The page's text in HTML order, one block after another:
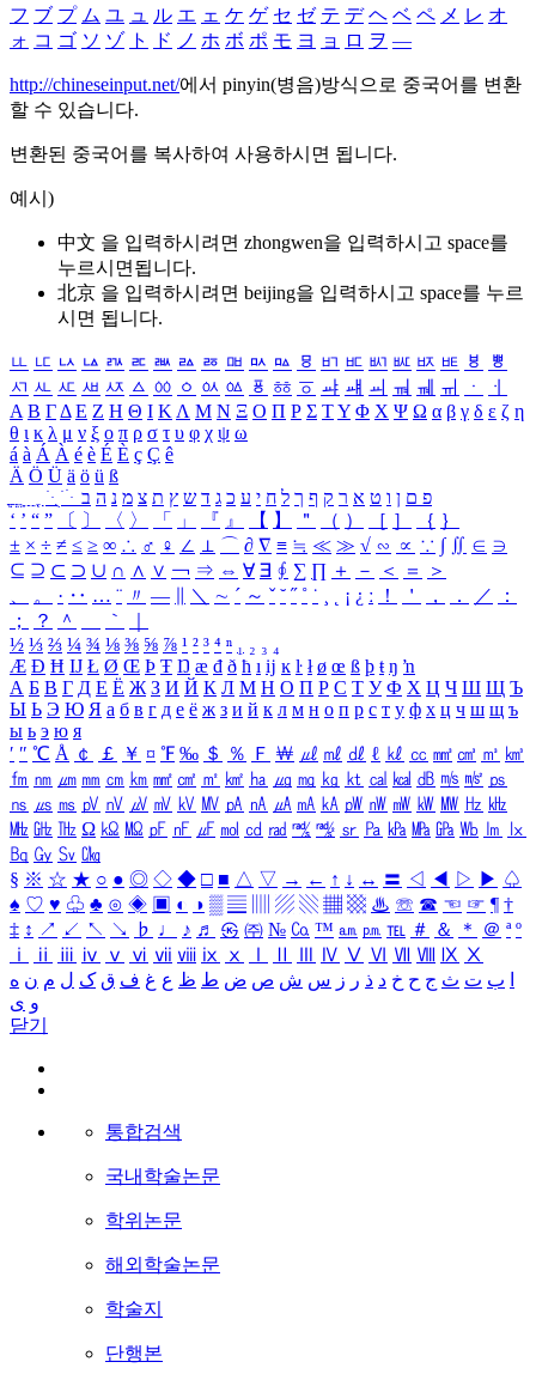
フ ブ プ ム ユ ュ ル エ ェ ケ ゲ セ ゼ テ デ ヘ ベ ペ メ レ オ
ォ コ ゴ ソ ゾ ト ド ノ ホ ボ ポ モ ヨ ョ ロ ヲ ―
http://chineseinput.net/에서 pinyin(병음)방식으로 중국어를 변환
할 수 있습니다.
변환된 중국어를 복사하여 사용하시면 됩니다.
예시)
中文 을 입력하시려면 zhongwen을 입력하시고 space를
누르시면됩니다.
北京 을 입력하시려면 beijing을 입력하시고 space를 누르
시면 됩니다.
ㅥ ㅦ ㅧ ㅨ ㅩ ㅪ ㅫ ㅬ ㅭ ㅮ ㅯ ㅰ ㅱ ㅲ ㅳ ㅴ ㅵ ㅶ ㅷ ㅸ
ㅹ
ㅺ ㅻ ㅼ ㅽ ㅾ ㅿ ㆀ ㆁ ㆂ ㆃ ㆄ ㆅ ㆆ ㆇ ㆈ ㆉ ㆊ ㆋ ㆌ ㆍ
ㆎ
Α Β ΓΔ Ε Ζ Η Θ Ι ΚΛ Μ Ν Ξ Ο Π Ρ Σ ΤΥ Φ Χ Ψ Ω α β γ δ ε ζ η
θ ι κ λ μ ν ξ ο π ρ σ τ υ φ χ ψ ω
á à Á À é è É È ç Ç ê
Ä Ö Ü ä ö ü ß
ִֶֹ ֻּ ׁׂ פ ם ן ו ט א ר ק ף ך ל ח י ע כ ג ד ש ץ ת צ מ נ ה ב
‘ ’ “ ” 〔 〕 〈 〉 「 」 『 』 【 】 ＂ （ ） ［ ］ ｛ ｝
± × ÷ ≠ ≤ ≥ ∞ ∴ ♂ ♀ ∠ ⊥ ⌒ ∂ ∇ ≡ ≒ ≪ ≫ √ ∽ ∝ ∵ ∫ ∬ ∈ ∋
⊆ ⊇ ⊂ ⊃ ∪ ∩ ∧ ∨ ￢ ⇒ ⇔ ∀ ∃ ∮ ∑ ∏ ＋ － ＜ ＝
＞
、
。 · ‥ … ¨ 〃 ― ＼ ∼ ´ ～ ˇ ˘ ˝ ˚ ˙ ¸ ¡ ¿ ː ！ ＇ ， ． ／
：
；
？ ＾ ｀
½ ⅓ ⅔ ¼ ¾ ⅛ ⅜ ⅝ ⅞ ¹ ² ³ ⁴ ⁿ ₁ ₂ ₃ ₄
Æ Ð Ħ Ĳ Ł Ø Œ Þ Ŧ Ŋ æ đ ð ħ ı ĳ ĸ ŀ ł ø œ ß þ ŧ ŋ ŉ
А Б В Г Д Е Ё Ж З И Й К Л М Н О П Р С Т У Ф Х Ц Ч Ш Щ Ъ
Ы Ь Э Ю Я а б в г д е ё ж з и й к л м н о п р с т у ф х ц ч ш щ ъ
ы ь э ю я
′ ″ ℃ Å ￠ ￡ ￥ ¤ ℉ ‰ ＄ ％ Ｆ ￦ ㎕ ㎖ ㎗ ℓ ㎘ ㏄ ㎣ ㎤ ㎥ ㎦
㎙ ㎚ ㎛ ㎜ ㎝ ㎞ ㎟ ㎠ ㎡ ㎢ ㏊ ㎍ ㎎ ㎏ ㏏ ㎈ ㎉ ㏈ ㎧ ㎨ ㎰
㎱ ㎲ ㎳ ㎴ ㎵ ㎶ ㎷ ㎸ ㎹ ㎀ ㎁ ㎂ ㎃ ㎄ ㎺ ㎻ ㎽ ㎾ ㎿ ㎐ ㎑
㎒ ㎓ ㎔ Ω ㏀ ㏁ ㎊ ㎋ ㎌ ㏖ ㏅ ㎭ ㎮ ㎯ ㏛ ㎩ ㎪ ㎫ ㎬ ㏝ ㏐
㏓
㏃ ㏉ ㏜ ㏆
§ ※ ☆ ★ ○ ● ◎ ◇ ◆ □ ■ △ ▽ → ← ↑ ↓ ↔ 〓 ◁ ◀ ▷ ▶ ♤
♠ ♡ ♥ ♧ ♣ ⊙ ◈ ▣ ◐ ◑ ▒ ▤ ▨ ▧ ▦ ▩ ♨ ☏ ☎ ☜ ☞ ¶ †
‡ ↕ ↗ ↙ ↖ ↘ ♭ ♩ ♪ ♬ ㉿ ㈜ № ㏇ ™ ㏂ ㏘ ℡ ＃ ＆ ＊ ＠ ª º
ⅰ
ⅱ ⅲ ⅳ ⅴ ⅵ ⅶ ⅷ ⅸ ⅹ Ⅳ Ⅴ Ⅵ Ⅶ Ⅷ Ⅸ Ⅹ
ب ت ث ج ح خ د ذ ر ز س ش ص ض ط ظ ع غ ف ق ک ل م ن ه
و ی
닫기
통합검색
국내학술논문
학위논문
해외학술논문
학술지
단행본